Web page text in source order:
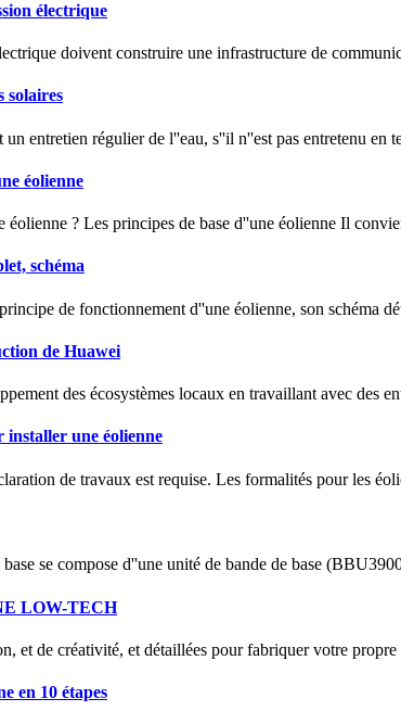
électrique
doivent construire une infrastructure de
solaires
entretien régulier de l''eau, s''il n''est pas entretenu
éolienne
? Les principes de base d''une éolienne Il
schéma
de fonctionnement d''une éolienne, son schéma
de Huawei
des écosystèmes locaux en travaillant avec des
une éolienne
de travaux est requise. Les formalités pour les
se compose d''une unité de bande de base
LOW-TECH
et de créativité, et détaillées pour fabriquer votre
en 10 étapes